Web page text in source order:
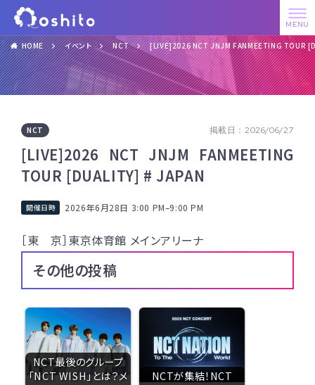
HOME イベント NCT [LIVE]2026 NCT JNJM FANMEETING TOUR
NCT 掲載日：2026/06/27
[LIVE]2026 NCT JNJM FANMEETING
TOUR [DUALITY] # JAPAN
2026年6月28日 3:00 PM–9:00 PM
［東 京］東京体育館 メインアリーナ
その他の投稿
NCT最後のグループ
「NCT WISH」とは？メ
NCTが集結！NCT